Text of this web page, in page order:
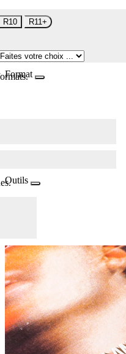
R10 R11+
Format
Outils